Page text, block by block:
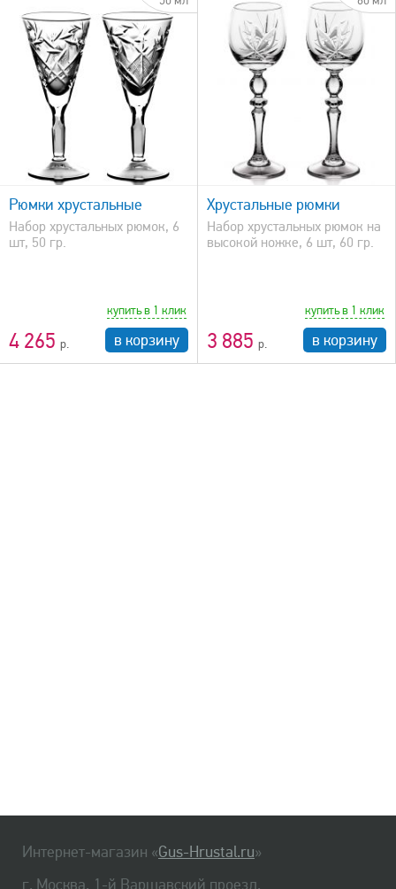
Рюмки хрустальные
Набор хрустальных рюмок, 6
шт, 50 гр.
4 265
купить в 1 клик
в корзину
быстрый просмотр
Хрустальные рюмки
Набор хрустальных рюмок на
высокой ножке, 6 шт, 60 гр.
3 885
купить в 1 клик
в корзину
Интернет-магазин «Gus-Hrustal.ru»
г. Москва, 1-й Варшавский проезд,